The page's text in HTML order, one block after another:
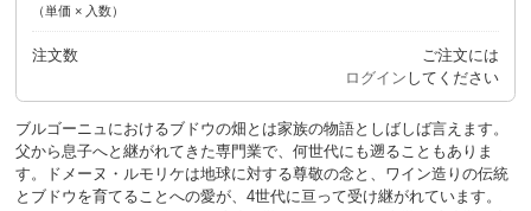
（単価 × 入数）
注文数
ご注文には
ログイン してください
ブルゴーニュにおけるブドウの畑とは家族の物語としばしば言えます。
父から息子へと継がれてきた専門業で、何世代にも遡ることもありま
す。ドメーヌ・ルモリケは地球に対する尊敬の念と、ワイン造りの伝統
とブドウを育てることへの愛が、4世代に亘って受け継がれています。